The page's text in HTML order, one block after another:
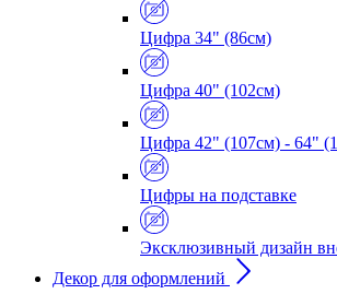
Цифра 34" (86см)
Цифра 40" (102см)
Цифра 42" (107см) - 64"
Цифры на подставке
Эксклюзивный дизайн
Декор для оформлений